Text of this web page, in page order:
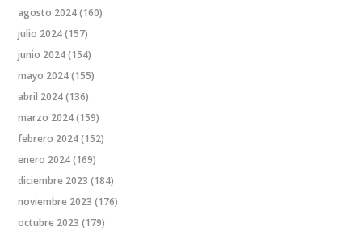
agosto 2024(160)
julio 2024(157)
junio 2024(154)
mayo 2024(155)
abril 2024(136)
marzo 2024(159)
febrero 2024(152)
enero 2024(169)
diciembre 2023 (184)
noviembre 2023 (176)
octubre 2023 (179)